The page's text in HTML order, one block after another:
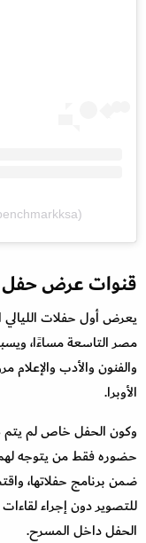
قنوات عرض حفل
مصر التاسعة مساءًا،
والفنون والأدب
الأوبرا.
وكون الحفل خاص لم يتم
حضوره فقط من يتوجه لهم
ضمن برنامج حفلاتها،
للتصوير دون إجراء
الحفل داخل المسرح.